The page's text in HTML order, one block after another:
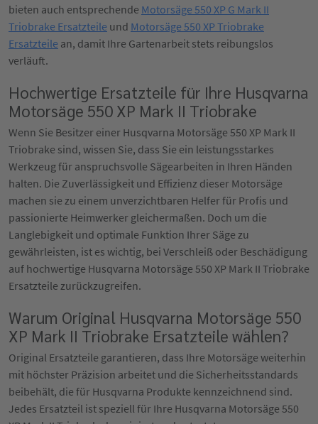
bieten auch entsprechende Motorsäge 550 XP G Mark II
Triobrake Ersatzteile und Motorsäge 550 XP Triobrake
Ersatzteile an, damit Ihre Gartenarbeit stets reibungslos
verläuft.
Hochwertige Ersatzteile für Ihre Husqvarna
Motorsäge 550 XP Mark II Triobrake
Wenn Sie Besitzer einer Husqvarna Motorsäge 550 XP Mark II
Triobrake sind, wissen Sie, dass Sie ein leistungsstarkes
Werkzeug für anspruchsvolle Sägearbeiten in Ihren Händen
halten. Die Zuverlässigkeit und Effizienz dieser Motorsäge
machen sie zu einem unverzichtbaren Helfer für Profis und
passionierte Heimwerker gleichermaßen. Doch um die
Langlebigkeit und optimale Funktion Ihrer Säge zu
gewährleisten, ist es wichtig, bei Verschleiß oder Beschädigung
auf hochwertige Husqvarna Motorsäge 550 XP Mark II Triobrake
Ersatzteile zurückzugreifen.
Warum Original Husqvarna Motorsäge 550
XP Mark II Triobrake Ersatzteile wählen?
Original Ersatzteile garantieren, dass Ihre Motorsäge weiterhin
mit höchster Präzision arbeitet und die Sicherheitsstandards
beibehält, die für Husqvarna Produkte kennzeichnend sind.
Jedes Ersatzteil ist speziell für Ihre Husqvarna Motorsäge 550